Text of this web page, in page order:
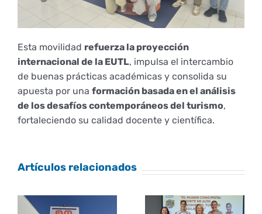
Esta movilidad refuerza la proyección
internacional de la EUTL, impulsa el intercambio
de buenas prácticas académicas y consolida su
apuesta por una formación basada en el análisis
de los desafíos contemporáneos del turismo,
fortaleciendo su calidad docente y científica.
Artículos relacionados